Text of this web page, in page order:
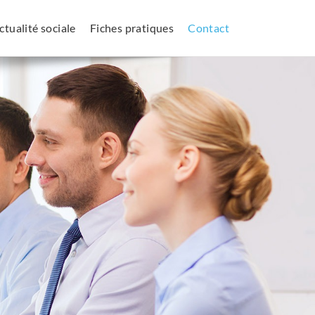
sociale Fiches pratiques Contact